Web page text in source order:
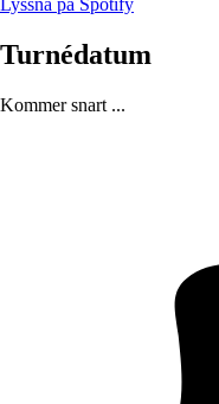
Lyssna på Spotify
Turnédatum
Kommer snart ...